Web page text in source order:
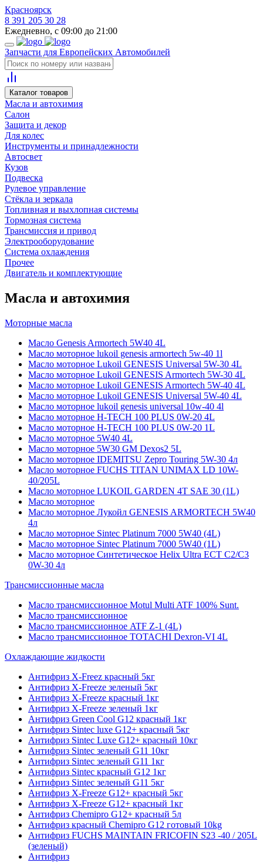
Красноярск
8 391 205 30 28
Ежедневно, с 09:00 до 21:00
Запчасти для Европейских Автомобилей
Каталог товаров
Масла и автохимия
Салон
Защита и декор
Для колес
Инструменты и принадлежности
Автосвет
Кузов
Подвеска
Рулевое управление
Стёкла и зеркала
Топливная и выхлопная системы
Тормозная система
Трансмиссия и привод
Электрооборудование
Система охлаждения
Прочее
Двигатель и комплектующие
Масла и автохимия
Моторные масла
Масло Genesis Armortech 5W40 4L
Масло моторное lukoil genesis armortech 5w-40 1l
Масло моторное Lukoil GENESIS Universal 5W-30 4L
Масло моторное Lukoil GENESIS Armortech 5W-30 4L
Масло моторное Lukoil GENESIS Armortech 5W-40 4L
Масло моторное Lukoil GENESIS Universal 5W-40 4L
Масло моторное lukoil genesis universal 10w-40 4l
Масло моторное H-TECH 100 PLUS 0W-20 4L
Масло моторное H-TECH 100 PLUS 0W-20 1L
Масло моторное 5W40 4L
Масло моторное 5W30 GM Dexos2 5L
Масло моторное IDEMITSU Zepro Touring 5W-30 4л
Масло моторное FUCHS TITAN UNIMAX LD 10W-
40/205L
Масло моторное LUKOIL GARDEN 4Т SAE 30 (1L)
Масло моторное
Масло моторное Лукойл GENESIS ARMORTECH 5W40
4л
Масло моторное Sintec Platinum 7000 5W40 (4L)
Масло моторное Sintec Platinum 7000 5W40 (1L)
Масло моторное Синтетическое Helix Ultra ECT C2/C3
0W-30 4л
Трансмиссионные масла
Масло трансмиссионное Motul Multi ATF 100% Sunt.
Масло трансмиссионное
Масло трансмиссионное ATF Z-1 (4L)
Масло трансмиссионное TOTACHI Dexron-VI 4L
Охлаждающие жидкости
Антифриз X-Freez красный 5кг
Антифриз X-Freeze зеленый 5кг
Антифриз X-Freeze красный 1кг
Антифриз X-Freeze зеленый 1кг
Антифриз Green Cool G12 красный 1кг
Антифриз Sintec luxe G12+ красный 5кг
Антифриз Sintec Luxe G12+ красный 10кг
Антифриз Sintec зеленый G11 10кг
Антифриз Sintec зеленый G11 1кг
Антифриз Sintec красный G12 1кг
Антифриз Sintec зеленый G11 5кг
Антифриз X-Freeze G12+ красный 5кг
Антифриз X-Freeze G12+ красный 1кг
Антифриз Chemipro G12+ красный 5л
Антифриз красный Chemipro G12 готовый 10kg
Антифриз FUCHS MAINTAIN FRICOFIN S23 -40 / 205L
(зеленый)
Антифриз